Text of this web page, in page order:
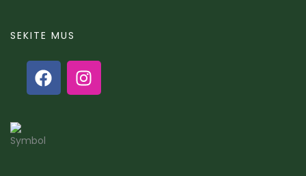
SEKITE MUS